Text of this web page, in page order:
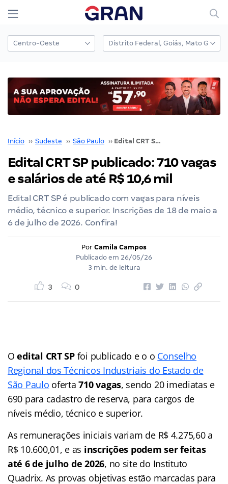
Início ›› Sudeste ›› São Paulo ›› Edital CRT SP publicado: 710 vagas e salários de até R$ 10,6 mil
Edital CRT SP publicado: 710 vagas
e salários de até R$ 10,6 mil
Edital CRT SP é publicado com vagas para níveis
médio, técnico e superior. Inscrições de 18 de maio a
6 de julho de 2026. Confira!
Por Camila Campos
Publicado em 26/05/26
3 min. de leitura
3 0
Oedital CRT SP foi publicado e o o Conselho
Regional dos Técnicos Industriais do Estado de
São Paulo oferta 710 vagas, sendo 20 imediatas e
690 para cadastro de reserva, para cargos de
níveis médio, técnico e superior.
As remunerações iniciais variam de R$ 4.275,60 a
R$ 10.600,01, e as inscrições podem ser feitas
até 6 de julho de 2026, no site do Instituto
Quadrix. As provas objetivas estão marcadas para